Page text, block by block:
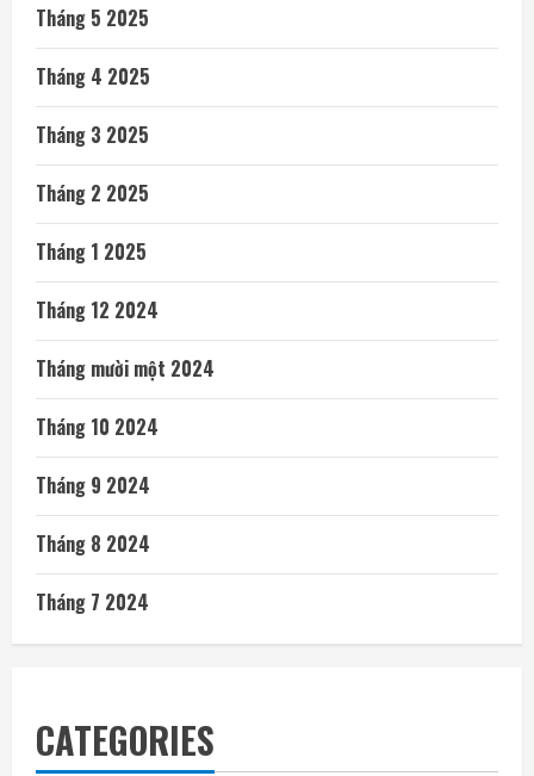
Tháng 5 2025
Tháng 4 2025
Tháng 3 2025
Tháng 2 2025
Tháng 1 2025
Tháng 12 2024
Tháng mười một 2024
Tháng 10 2024
Tháng 9 2024
Tháng 8 2024
Tháng 7 2024
CATEGORIES